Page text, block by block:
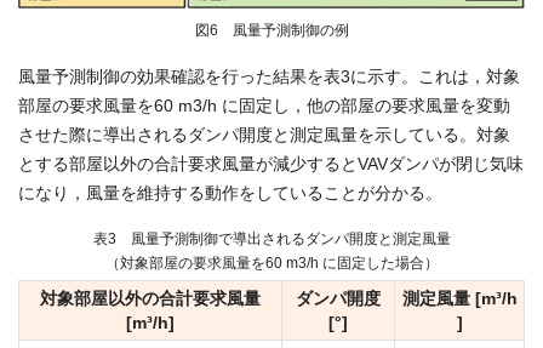
図6 風量予測制御の例
風量予測制御の効果確認を行った結果を表3に示す。これは，対象
部屋の要求風量を60 m3/h に固定し，他の部屋の要求風量を変動
させた際に導出されるダンパ開度と測定風量を示している。対象
とする部屋以外の合計要求風量が減少するとVAVダンパが閉じ気味
になり，風量を維持する動作をしていることが分かる。
表3 風量予測制御で導出されるダンパ開度と測定風量
（対象部屋の要求風量を60 m3/h に固定した場合）
対象部屋以外の合計要求風量
[m³/h]
ダンパ開度
[°]
測定風量 [m³/h
]